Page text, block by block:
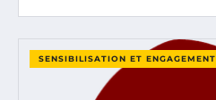
SENSIBILISATION ET ENGAGEMENT